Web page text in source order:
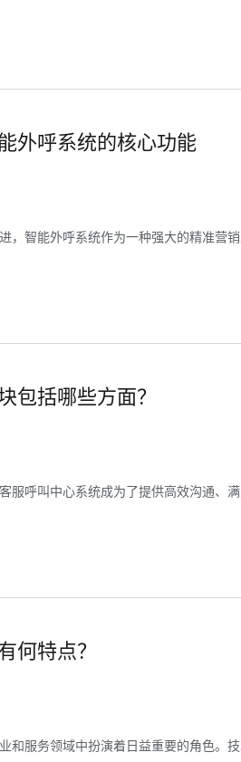
外呼系统的核心功能
，智能外呼系统作为一种强大的精准
包括哪些方面？
服呼叫中心系统成为了提供高效沟通
何特点？
和服务领域中扮演着日益重要的角色